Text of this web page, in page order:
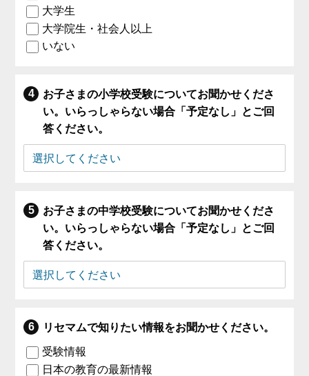
大学生
大学院生・社会人以上
いない
お子さまの小学校受験についてお聞かせくださ
い。いらっしゃらない場合「予定なし」とご回
答ください。
お子さまの中学校受験についてお聞かせくださ
い。いらっしゃらない場合「予定なし」とご回
答ください。
リセマムで知りたい情報をお聞かせください。
受験情報
日本の教育の最新情報